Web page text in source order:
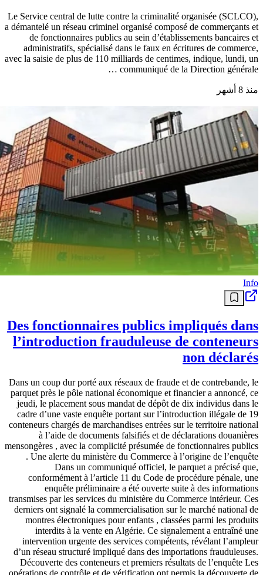
Le Service central de lutte contre la criminalité organisée (SCLCO),
a démantelé un réseau criminel organisé composé de commerçants et
de fonctionnaires publics au sein d’établissements bancaires et
administratifs, spécialisé dans le faux en écritures de commerce,
avec la saisie de plus de 110 milliards de centimes, indique, lundi, un
communiqué de la Direction générale …
منذ 8 أشهر
Info
Des fonctionnaires publics impliqués dans
l’introduction frauduleuse de conteneurs
non déclarés
Dans un coup dur porté aux réseaux de fraude et de contrebande, le
parquet près le pôle national économique et financier a annoncé, ce
jeudi, le placement sous mandat de dépôt de dix individus dans le
cadre d’une vaste enquête portant sur l’introduction illégale de 19
conteneurs chargés de marchandises entrées sur le territoire national
à l’aide de documents falsifiés et de déclarations douanières
mensongères , avec la complicité présumée de fonctionnaires publics
. Une alerte du ministère du Commerce à l’origine de l’enquête
Dans un communiqué officiel, le parquet a précisé que,
conformément à l’article 11 du Code de procédure pénale, une
enquête préliminaire a été ouverte suite à des informations
transmises par les services du ministère du Commerce intérieur. Ces
derniers ont signalé la commercialisation sur le marché national de
montres électroniques pour enfants , classées parmi les produits
interdits à la vente en Algérie. Ce signalement a entraîné une
intervention urgente des services compétents, révélant l’ampleur
d’un réseau structuré impliqué dans des importations frauduleuses.
Découverte des conteneurs et premiers résultats de l’enquête Les
opérations de contrôle et de vérification ont permis la découverte de